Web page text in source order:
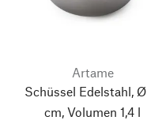
Artame
Schüssel Edelstahl, Ø
cm, Volumen 1,4 l